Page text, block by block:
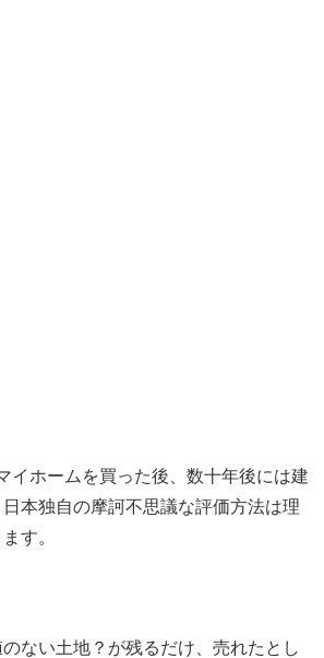
イホームを買った後、数十年後には建
本独自の摩訶不思議な評価方法は理
す。
ない土地？が残るだけ、売れたとし